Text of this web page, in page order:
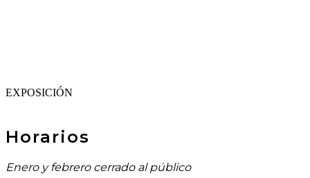
EXPOSICIÓN
Horarios
Enero y febrero cerrado al público